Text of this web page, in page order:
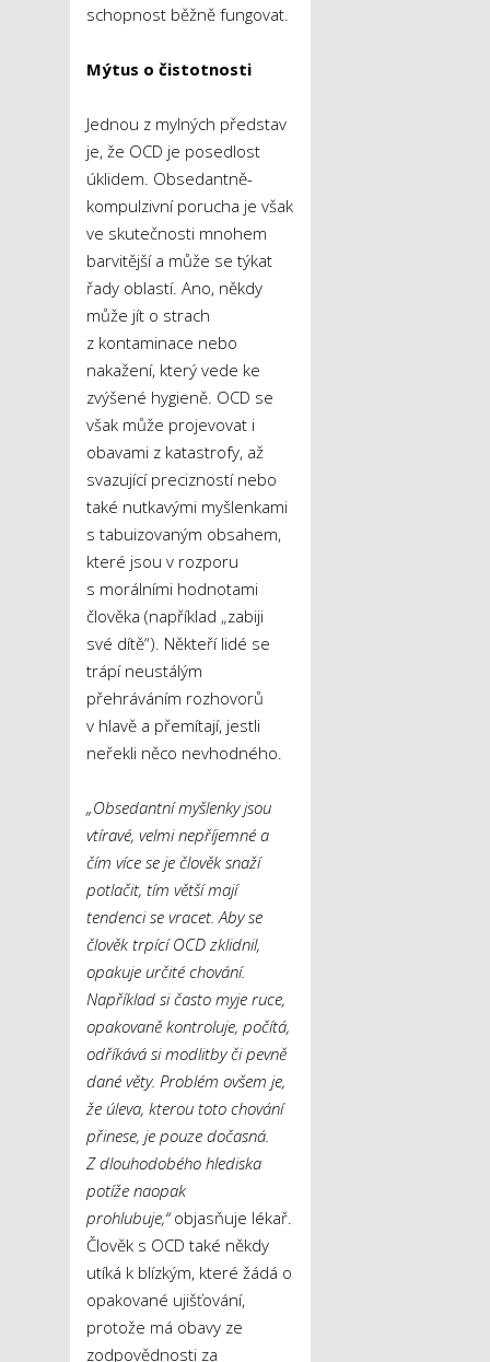
schopnost běžně fungovat.
Mýtus o čistotnosti
Jednou z mylných představ
je, že OCD je posedlost
úklidem. Obsedantně-
kompulzivní porucha je však
ve skutečnosti mnohem
barvitější a může se týkat
řady oblastí. Ano, někdy
může jít o strach
z kontaminace nebo
nakažení, který vede ke
zvýšené hygieně. OCD se
však může projevovat i
obavami z katastrofy, až
svazující precizností nebo
také nutkavými myšlenkami
s tabuizovaným obsahem,
které jsou v rozporu
s morálními hodnotami
člověka (například „zabiji
své dítě“). Někteří lidé se
trápí neustálým
přehráváním rozhovorů
v hlavě a přemítají, jestli
neřekli něco nevhodného.
„Obsedantní myšlenky jsou
vtíravé, velmi nepříjemné a
čím více se je člověk snaží
potlačit, tím větší mají
tendenci se vracet. Aby se
člověk trpící OCD zklidnil,
opakuje určité chování.
Například si často myje ruce,
opakovaně kontroluje, počítá,
odříkává si modlitby či pevně
dané věty. Problém ovšem je,
že úleva, kterou toto chování
přinese, je pouze dočasná.
Z dlouhodobého hlediska
potíže naopak
prohlubuje,“objasňuje lékař.
Člověk s OCD také někdy
utíká k blízkým, které žádá o
opakované ujišťování,
protože má obavy ze
zodpovědnosti za